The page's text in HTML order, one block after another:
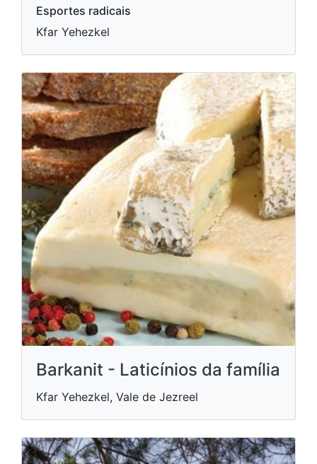
Esportes radicais
Kfar Yehezkel
Barkanit - Laticínios da família
Kfar Yehezkel, Vale de Jezreel